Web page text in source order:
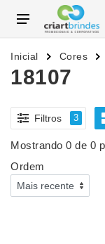
Inicial Cores
18107
Filtros 3
Mostrando 0 de 0
Ordem